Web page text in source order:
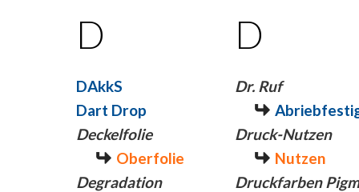
D
DAkkS
Dart Drop
Deckelfolie
Oberfolie
Degradation
D
Dr. Ruf
Druck-Nutzen
Nutzen
Druckfarben